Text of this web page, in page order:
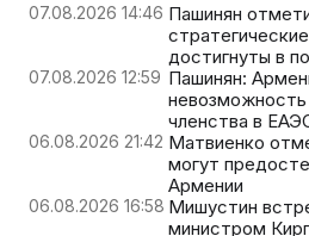
07.08.2026 14:46 Пашинян
достигнуты в
07.08.2026 12:59 Пашинян:
членства в
06.08.2026 21:42 Матвиенко
могут
Армении
06.08.2026 16:58 Мишустин
министром